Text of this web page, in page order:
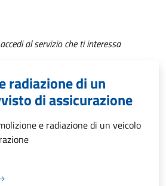
al servizio che ti interessa
radiazione di un
di assicurazione
e radiazione di un veicolo